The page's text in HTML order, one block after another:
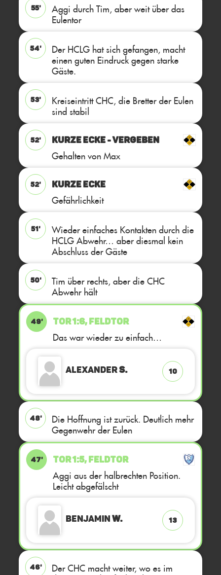
55'
Aggi durch Tim, aber weit über das
Eulentor
54'
Der HCLG hat sich gefangen, macht
einen guten Eindruck gegen starke
Gäste.
53'
Kreiseintritt CHC, die Bretter der Eulen
sind stabil
52' KURZE ECKE - VERGEBEN
Gehalten von Max
52' KURZE ECKE
Gefährlichkeit
51'
Wieder einfaches Kontakten durch die
HCLG Abwehr… aber diesmal kein
Abschluss der Gäste
50'
Tim über rechts, aber die CHC
Abwehr hält
49' TOR 1:6, FELDTOR
Das war wieder zu einfach…
AlexanderS. 10
48'
Die Hoffnung ist zurück. Deutlich mehr
Gegenwehr der Eulen
47' TOR 1:5, FELDTOR
Aggi aus der halbrechten Position.
Leicht abgefälscht
BenjaminW. 13
46'
Der CHC macht weiter, wo es im